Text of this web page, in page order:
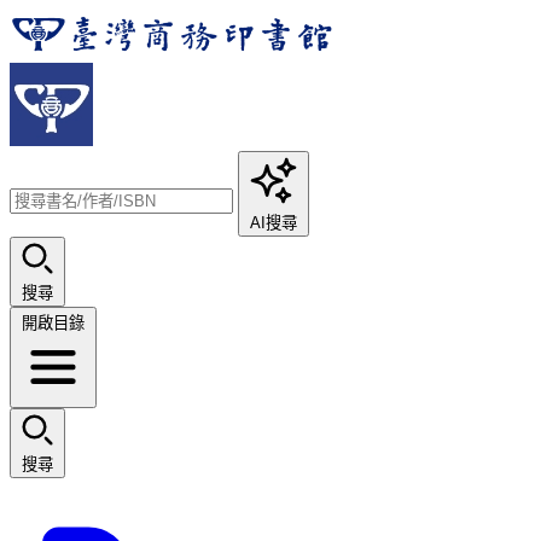
AI搜尋
搜尋
開啟目錄
搜尋